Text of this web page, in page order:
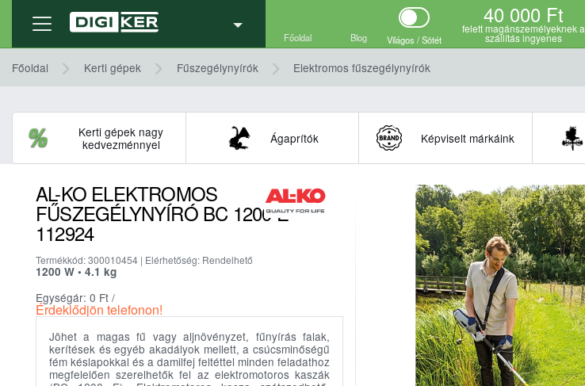
Főoldal Blog Világos / Sötét
40 000 Ft
felett magánszemélyeknek a
szállítás ingyenes
Főoldal Kerti gépek Fűszegélynyírók Elektromos fűszegélynyírók
Kerti gépek nagy
kedvezménnyel
Ágaprítók Képviselt márkáink
AL-KO ELEKTROMOS
FŰSZEGÉLYNYÍRÓ BC 1200 E
112924
Termékkód: 300010454 | Elérhetőség: Rendelhető
1200 W • 4.1 kg
Egységár: 0 Ft /
Érdeklődjön telefonon!
Jöhet a magas fű vagy aljnövényzet, fűnyírás falak,
kerítések és egyéb akadályok mellett, a csúcsminőségű
fém késlapokkal és a damilfej feltéttel minden feladathoz
megfelelően szerelhetők fel az elektromotoros kaszák
Termék adatlap Kapcsolódó termékek